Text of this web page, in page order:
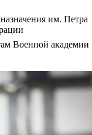
им. Петра
Военной академии